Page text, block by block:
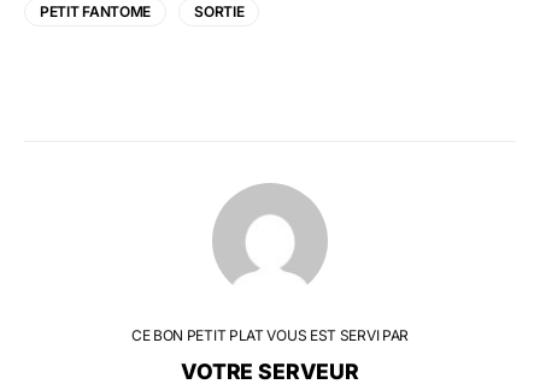
PETIT FANTOME SORTIE
CE BON PETIT PLAT VOUS EST SERVI PAR
VOTRE SERVEUR